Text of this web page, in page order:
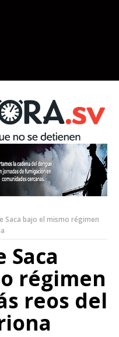
Saca bajo el mismo régimen
Saca
régimen
reos del